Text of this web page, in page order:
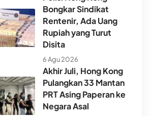
Bongkar Sindikat
Rentenir, Ada Uang
Rupiah yang Turut
Disita
6 Agu 2026
Akhir Juli, Hong Kong
Pulangkan 33 Mantan
PRT Asing Paperan ke
Negara Asal